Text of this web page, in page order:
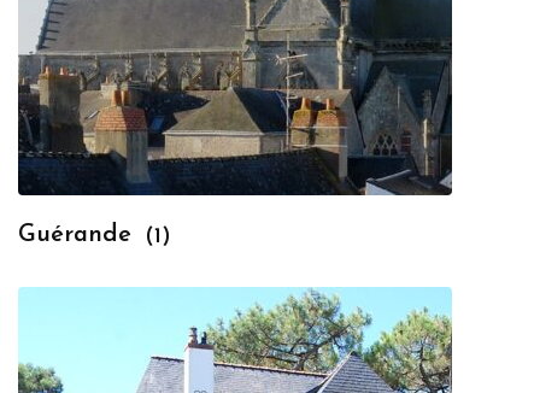
Guérande (1)